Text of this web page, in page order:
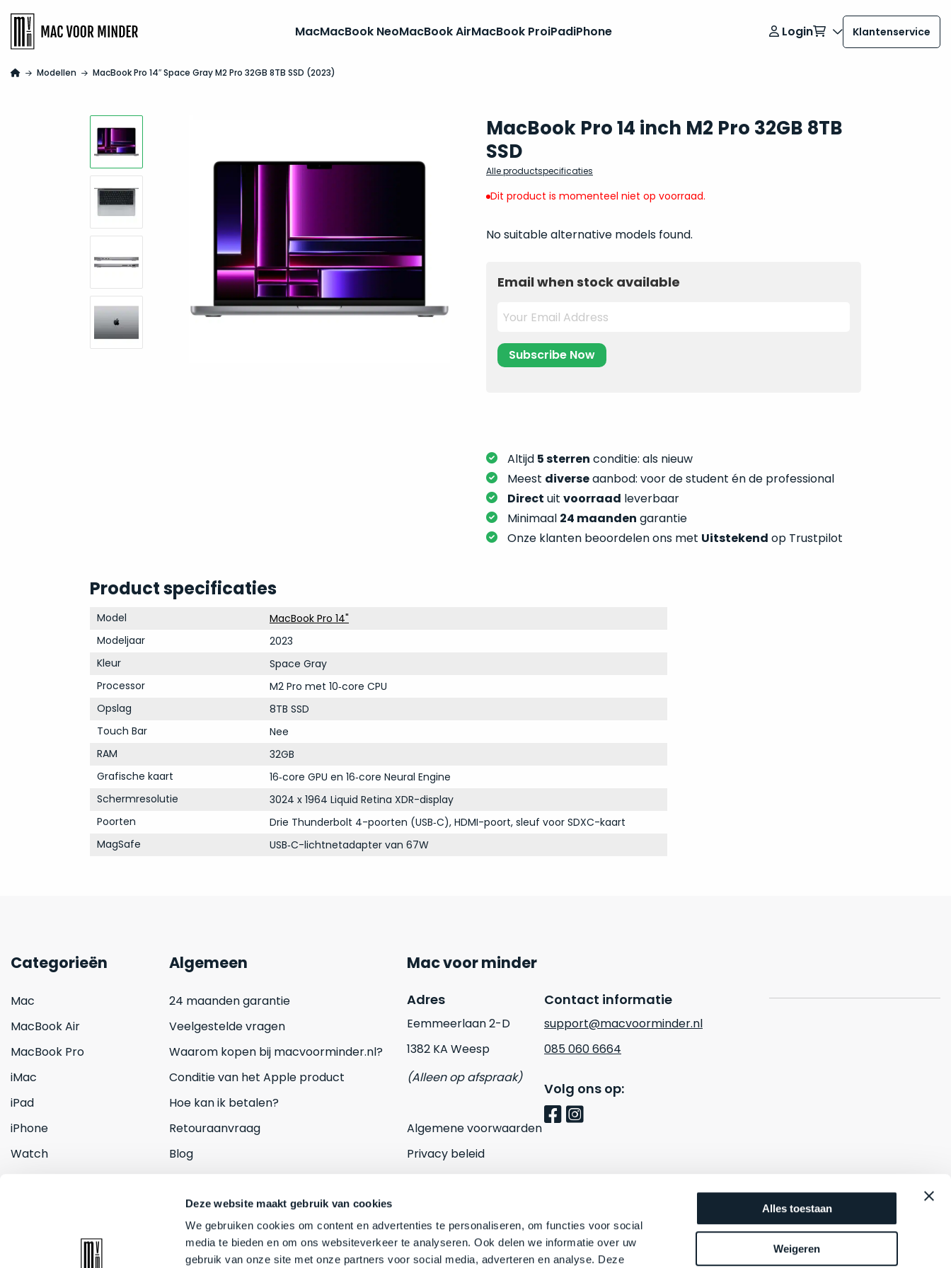
Deze website maakt gebruik van cookies
We gebruiken cookies om content en advertenties te personaliseren, om functies voor social
media te bieden en om ons websiteverkeer te analyseren. Ook delen we informatie over uw
gebruik van onze site met onze partners voor social media, adverteren en analyse. Deze
Alles toestaan
Weigeren
MacMacBook NeoMacBook AirMacBook ProiPadiPhone Login Klantenservice
Modellen MacBook Pro 14″ Space Gray M2 Pro 32GB 8TB SSD (2023)
MacBook Pro 14 inch M2 Pro 32GB 8TB
SSD
Alle productspecificaties
Dit product is momenteel niet op voorraad.
No suitable alternative models found.
Email when stock available
Altijd 5 sterren conditie: als nieuw
Meest diverseaanbod: voor de student én de professional
Direct uit voorraad leverbaar
Minimaal 24 maanden garantie
Onze klanten beoordelen ons met Uitstekend op Trustpilot
Product specificaties
Model
MacBook Pro 14"
Modeljaar
2023
Kleur
Space Gray
Processor
M2 Pro met 10‑core CPU
Opslag
8TB SSD
Touch Bar
Nee
RAM
32GB
Grafische kaart
16‑core GPU en 16‑core Neural Engine
Schermresolutie
3024 x 1964 Liquid Retina XDR-display
Poorten
Drie Thunderbolt 4-poorten (USB‑C), HDMI-poort, sleuf voor SDXC-kaart
MagSafe
USB‑C-lichtnetadapter van 67W
Categorieën
Mac
MacBook Air
MacBook Pro
iMac
iPad
iPhone
Watch
Algemeen
24 maanden garantie
Veelgestelde vragen
Waarom kopen bij macvoorminder.nl?
Conditie van het Apple product
Hoe kan ik betalen?
Retouraanvraag
Blog
Mac voor minder
Adres
Eemmeerlaan 2-D
1382 KA Weesp
(Alleen op afspraak)
Algemene voorwaarden
Privacy beleid
Contact informatie
support@macvoorminder.nl
085 060 6664
Volg ons op: